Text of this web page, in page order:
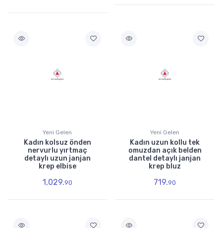
Yeni Gelen
Kadın kolsuz önden
nervurlu yırtmaç
detaylı uzun janjan
krep elbise
1,029.90
Yeni Gelen
Kadın uzun kollu tek
omuzdan açık belden
dantel detaylı janjan
krep bluz
719.90